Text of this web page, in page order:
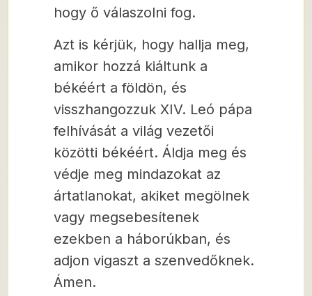
hogy ő válaszolni fog.
Azt is kérjük, hogy hallja meg,
amikor hozzá kiáltunk a
békéért a földön, és
visszhangozzuk XIV. Leó pápa
felhívását a világ vezetői
közötti békéért. Áldja meg és
védje meg mindazokat az
ártatlanokat, akiket megölnek
vagy megsebesítenek
ezekben a háborúkban, és
adjon vigaszt a szenvedőknek.
Ámen.